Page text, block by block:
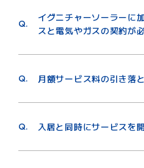
（ただし、離島にお住ま
気契約をしている集合住
注）東京ガスの電気供給エリ
ます。
イグニチャーソーラーの
お申し込みはイグニチャ
後、東京ガスよりお送り
ーラー｜サービス開始と
す。
Q.
イグニチャーソーラーに
スと電気やガスの契約が
A.
ガス・電気のご契約先に
いいたします。
Q.
月額サービス料の引き落
A.
月額サービス料のお支払
す。また、お引き落とし
Q.
入居と同時にサービスを
A.
太陽光発電の売電を行う